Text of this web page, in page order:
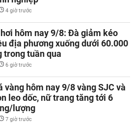
4 giờ trước
hôm nay 9/8: Đà giảm kéo
địa phương xuống dưới 60.000
trong tuần qua
6 giờ trước
vàng hôm nay 9/8 vàng SJC và
leo dốc, nữ trang tăng tới 6
lượng
7 giờ trước